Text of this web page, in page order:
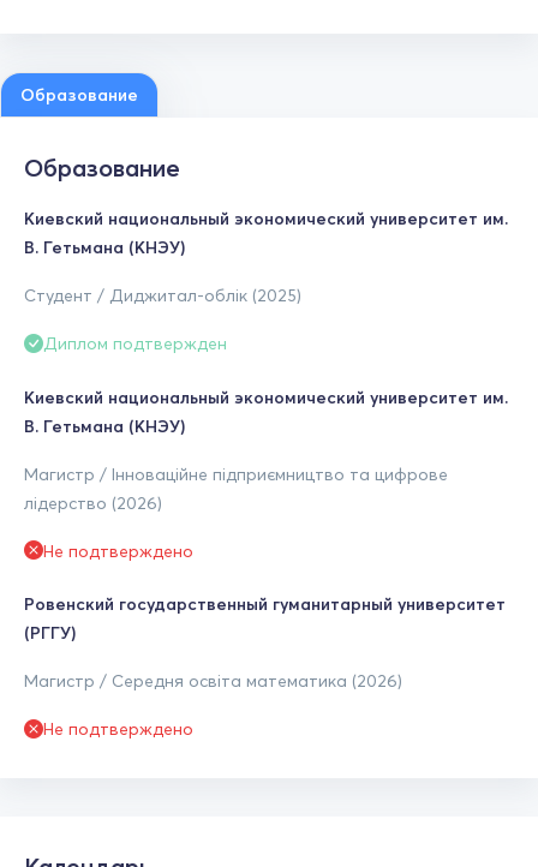
Образование
Образование
Киевский национальный экономический университет им.
В. Гетьмана (КНЭУ)
Студент / Диджитал-облік (2025)
Диплом подтвержден
Киевский национальный экономический университет им.
В. Гетьмана (КНЭУ)
Магистр / Інноваційне підприємництво та цифрове
лідерство (2026)
Не подтверждено
Ровенский государственный гуманитарный университет
(РГГУ)
Магистр / Середня освіта математика (2026)
Не подтверждено